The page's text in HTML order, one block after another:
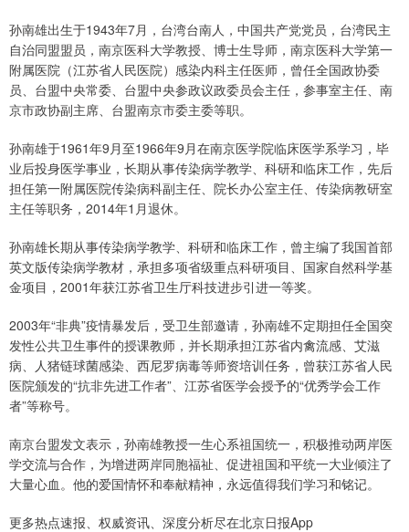
孙南雄出生于1943年7月，台湾台南人，中国共产党党员，台湾民主
自治同盟盟员，南京医科大学教授、博士生导师，南京医科大学第一
附属医院（江苏省人民医院）感染内科主任医师，曾任全国政协委
员、台盟中央常委、台盟中央参政议政委员会主任，参事室主任、南
京市政协副主席、台盟南京市委主委等职。
孙南雄于1961年9月至1966年9月在南京医学院临床医学系学习，毕
业后投身医学事业，长期从事传染病学教学、科研和临床工作，先后
担任第一附属医院传染病科副主任、院长办公室主任、传染病教研室
主任等职务，2014年1月退休。
孙南雄长期从事传染病学教学、科研和临床工作，曾主编了我国首部
英文版传染病学教材，承担多项省级重点科研项目、国家自然科学基
金项目，2001年获江苏省卫生厅科技进步引进一等奖。
2003年“非典”疫情暴发后，受卫生部邀请，孙南雄不定期担任全国突
发性公共卫生事件的授课教师，并长期承担江苏省内禽流感、艾滋
病、人猪链球菌感染、西尼罗病毒等师资培训任务，曾获江苏省人民
医院颁发的“抗非先进工作者”、江苏省医学会授予的“优秀学会工作
者”等称号。
南京台盟发文表示，孙南雄教授一生心系祖国统一，积极推动两岸医
学交流与合作，为增进两岸同胞福祉、促进祖国和平统一大业倾注了
大量心血。他的爱国情怀和奉献精神，永远值得我们学习和铭记。
更多热点速报、权威资讯、深度分析尽在北京日报App